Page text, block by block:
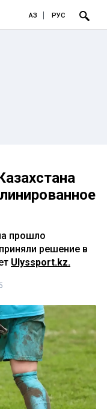
ҚАЗ РУС
прошло
решение в
Ulyssport.kz.